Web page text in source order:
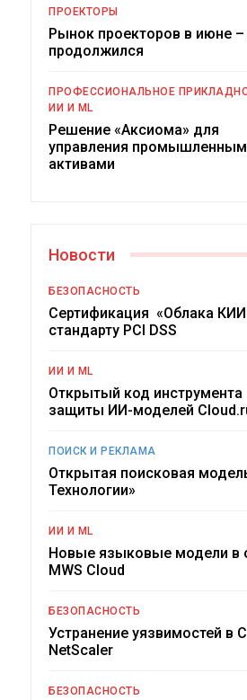
ПРОЕКТОРЫ
Рынок проекторов в июне –
продолжился
ПРОФЕССИОНАЛЬНОЕ
ИИ И ML
Решение «Аксиома» для
управления
активами
Новости
БЕЗОПАСНОСТЬ
Сертификация «Облака
стандарту PCI DSS
ИИ И ML
Открытый код инструмента
защиты ИИ-моделей
ПОИСК И РЕКЛАМА
Открытая поисковая
Технологии»
ИИ И ML
Новые языковые модели в
MWS Cloud
БЕЗОПАСНОСТЬ
Устранение уязвимостей в
NetScaler
БЕЗОПАСНОСТЬ